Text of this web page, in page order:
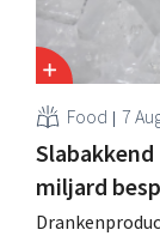
Food 7
miljard